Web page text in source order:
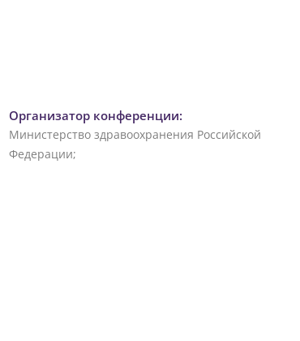
Организатор конференции:
Министерство здравоохранения Российской
Федерации;